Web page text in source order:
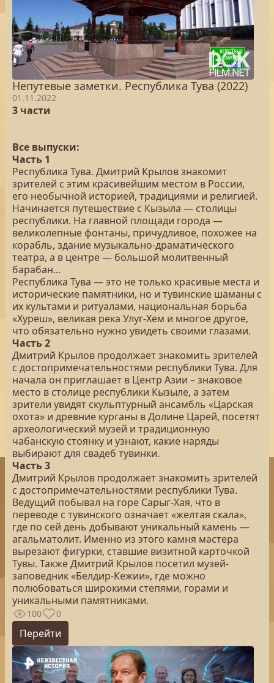
Непутевые заметки. Республика Тува (2022)
01.11.2022
3 части
Все выпуски:
Часть 1
Республика Тува. Дмитрий Крылов знакомит
зрителей с этим красивейшим местом в России,
его необычной историей, традициями и религией.
Начинается путешествие с Кызыла — столицы
республики. На главной площади города —
великолепные фонтаны, причудливое, похожее на
корабль, здание музыкально-драматического
театра, а в центре — большой молитвенный
барабан...
Республика Тува — это не только красивые места и
исторические памятники, но и тувинские шаманы с
их культами и ритуалами, национальная борьба
«Хуреш», великая река Улуг-Хем и многое другое,
что обязательно нужно увидеть своими глазами.
Часть 2
Дмитрий Крылов продолжает знакомить зрителей
с достопримечательностями республики Тува. Для
начала он приглашает в Центр Азии – знаковое
место в столице республики Кызыле, а затем
зрители увидят скульптурный ансамбль «Царская
охота» и древние курганы в Долине Царей, посетят
археологический музей и традиционную
чабанскую стоянку и узнают, какие наряды
выбирают для свадеб тувинки.
Часть 3
Дмитрий Крылов продолжает знакомить зрителей
с достопримечательностями республики Тува.
Ведущий побывал на горе Сарыг-Хая, что в
переводе с тувинского означает «желтая скала»,
где по сей день добывают уникальный камень —
агальматолит. Именно из этого камня мастера
вырезают фигурки, ставшие визитной карточкой
Тувы. Также Дмитрий Крылов посетил музей-
заповедник «Белдир-Кежии», где можно
полюбоваться широкими степями, горами и
уникальными памятниками.
100 0
Перейти